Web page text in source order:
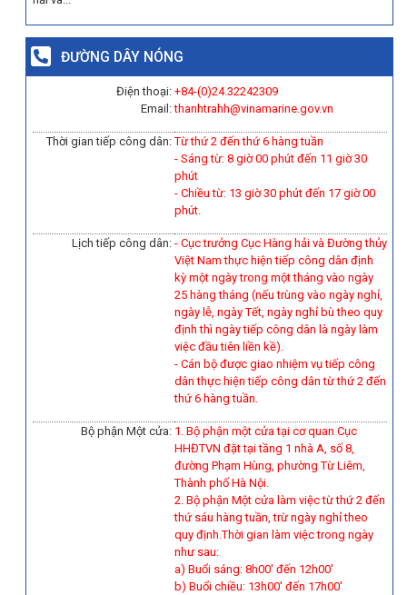
ĐƯỜNG DÂY NÓNG
Điện thoại:
Email:
+84-(0)24.32242309
thanhtrahh@vinamarine.gov.vn
Thời gian tiếp công dân:Từ thứ 2 đến thứ 6 hàng tuần
- Sáng từ: 8 giờ 00 phút đến 11 giờ 30
phút
- Chiều từ: 13 giờ 30 phút đến 17 giờ 00
phút.
Lịch tiếp công dân: - Cục trưởng Cục Hàng hải và Đường thủy
Việt Nam thực hiện tiếp công dân định
kỳ một ngày trong một tháng vào ngày
25 hàng tháng (nếu trùng vào ngày nghỉ,
ngày lễ, ngày Tết, ngày nghỉ bù theo quy
định thì ngày tiếp công dân là ngày làm
việc đầu tiên liền kề).
- Cán bộ được giao nhiệm vụ tiếp công
dân thực hiện tiếp công dân từ thứ 2 đến
thứ 6 hàng tuần.
Bộ phận Một cửa: 1. Bộ phận một cửa tại cơ quan Cục
HHĐTVN đặt tại tầng 1 nhà A, số 8,
đường Phạm Hùng, phường Từ Liêm,
Thành phố Hà Nội.
2. Bộ phận Một cửa làm việc từ thứ 2 đến
thứ sáu hàng tuần, trừ ngày nghỉ theo
quy định.Thời gian làm việc trong ngày
như sau:
a) Buổi sáng: 8h00' đến 12h00'
b) Buổi chiều: 13h00' đến 17h00'